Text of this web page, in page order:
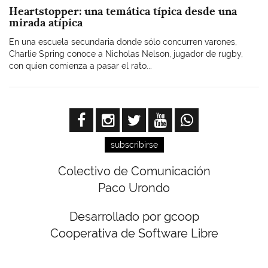
Heartstopper: una temática típica desde una
mirada atípica
En una escuela secundaria donde sólo concurren varones,
Charlie Spring conoce a Nicholas Nelson, jugador de rugby,
con quien comienza a pasar el rato...
subscribirse
Colectivo de Comunicación
Paco Urondo
Desarrollado por gcoop
Cooperativa de Software Libre